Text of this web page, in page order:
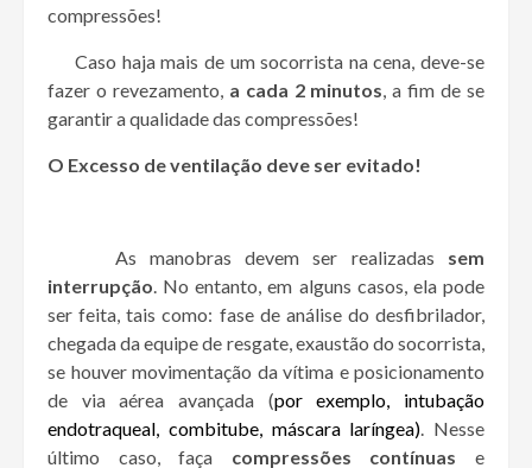
compressões!
Caso haja mais de um socorrista na cena, deve-se
fazer o revezamento, a cada 2 minutos, a fim de se
garantir a qualidade das compressões!
O Excesso de ventilação deve ser evitado!
As manobras devem ser realizadas sem
interrupção. No entanto, em alguns casos, ela pode
ser feita, tais como: fase de análise do desfibrilador,
chegada da equipe de resgate, exaustão do socorrista,
se houver movimentação da vítima e posicionamento
de via aérea avançada (por exemplo, intubação
endotraqueal, combitube, máscara laríngea). Nesse
último caso, faça compressões contínuas e